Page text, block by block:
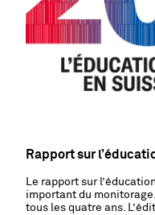
Rapport sur
Le rapport sur
important du
tous les quatre ans.